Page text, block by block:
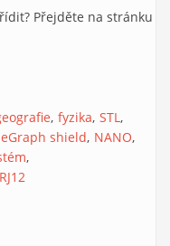
Přejděte na stránku
fyzika STL
shield NANO
RJ12